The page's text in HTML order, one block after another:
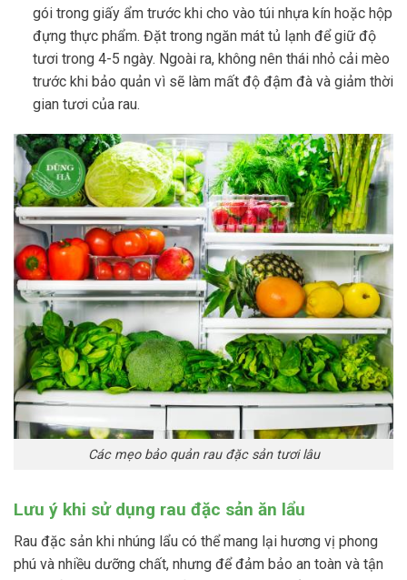
gói trong giấy ẩm trước khi cho vào túi nhựa kín hoặc hộp
đựng thực phẩm. Đặt trong ngăn mát tủ lạnh để giữ độ
tươi trong 4-5 ngày. Ngoài ra, không nên thái nhỏ cải mèo
trước khi bảo quản vì sẽ làm mất độ đậm đà và giảm thời
gian tươi của rau.
Các mẹo bảo quản rau đặc sản tươi lâu
Lưu ý khi sử dụng rau đặc sản ăn lẩu
Rau đặc sản khi nhúng lẩu có thể mang lại hương vị phong
phú và nhiều dưỡng chất, nhưng để đảm bảo an toàn và tận